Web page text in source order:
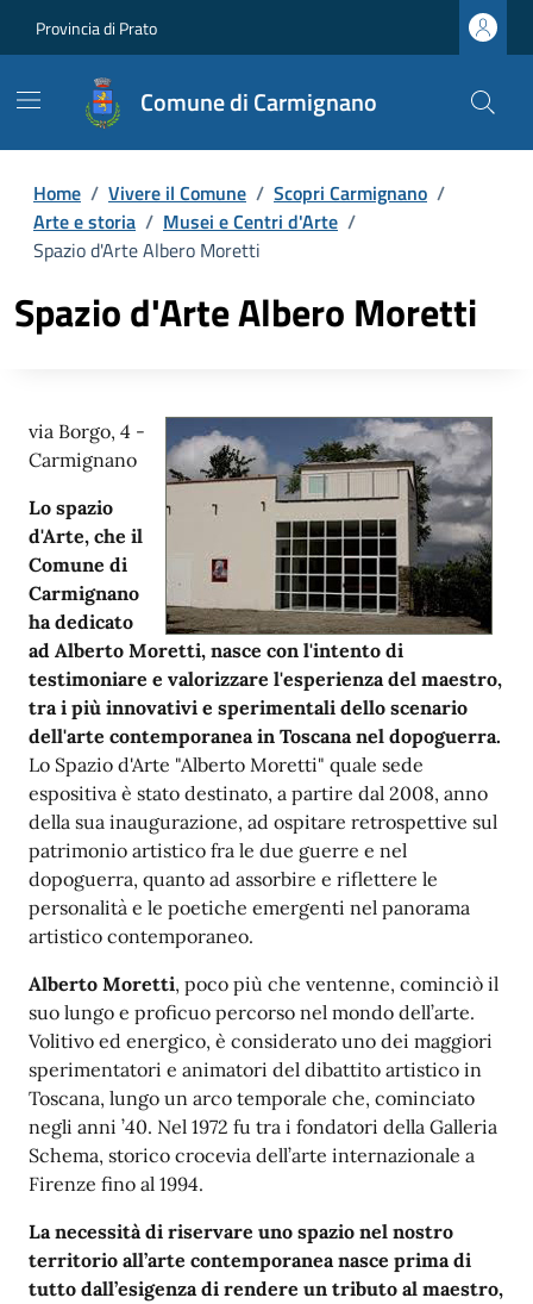
Provincia di Prato
Comune di Carmignano
Home / Vivere il Comune / Scopri Carmignano /
Arte e storia / Musei e Centri d'Arte /
Spazio d'Arte Albero Moretti
Spazio d'Arte Albero Moretti
via Borgo, 4 -
Carmignano
Lo spazio
d'Arte, che il
Comune di
Carmignano
ha dedicato
ad Alberto Moretti, nasce con l'intento di
testimoniare e valorizzare l'esperienza del maestro,
tra i più innovativi e sperimentali dello scenario
dell'arte contemporanea in Toscana nel dopoguerra.
Lo Spazio d'Arte "Alberto Moretti" quale sede
espositiva è stato destinato, a partire dal 2008, anno
della sua inaugurazione, ad ospitare retrospettive sul
patrimonio artistico fra le due guerre e nel
dopoguerra, quanto ad assorbire e riflettere le
personalità e le poetiche emergenti nel panorama
artistico contemporaneo.
Alberto Moretti, poco più che ventenne, cominciò il
suo lungo e proficuo percorso nel mondo dell’arte.
Volitivo ed energico, è considerato uno dei maggiori
sperimentatori e animatori del dibattito artistico in
Toscana, lungo un arco temporale che, cominciato
negli anni ’40. Nel 1972 fu tra i fondatori della Galleria
Schema, storico crocevia dell’arte internazionale a
Firenze fino al 1994.
La necessità di riservare uno spazio nel nostro
territorio all’arte contemporanea nasce prima di
tutto dall’esigenza di rendere un tributo al maestro,